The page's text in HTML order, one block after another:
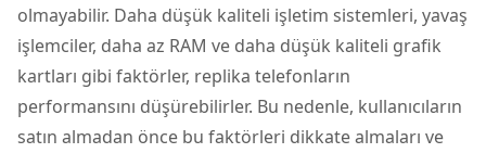
olmayabilir. Daha düşük kaliteli işletim sistemleri, yavaş
işlemciler, daha az RAM ve daha düşük kaliteli grafik
kartları gibi faktörler, replika telefonların
performansını düşürebilirler. Bu nedenle, kullanıcıların
satın almadan önce bu faktörleri dikkate almaları ve